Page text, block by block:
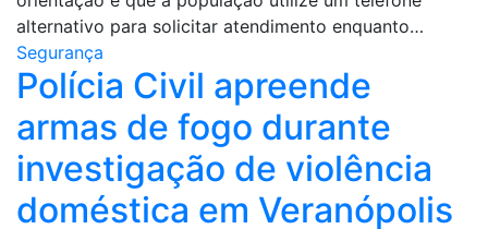
alternativo para solicitar atendimento enquanto…
Segurança
Polícia Civil apreende
armas de fogo durante
investigação de violência
doméstica em Veranópolis